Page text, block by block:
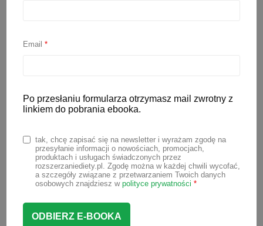
5.00
na 5
149,70zł Pierwotna
wynosiła:
149,70 zł.
99,90złAktualna
wynosi:
99,90 zł.
DODAJ DO KOSZYKA
Email*
Po przesłaniu formularza otrzymasz mail zwrotny z
linkiem do pobrania ebooka.
tak, chcę zapisać się na newsletter i wyrażam zgodę na
przesyłanie informacji o nowościach, promocjach,
produktach i usługach świadczonych przez
rozszerzaniediety.pl. Zgodę można w każdej chwili wycofać,
a szczegóły związane z przetwarzaniem Twoich danych
osobowych znajdziesz w polityce prywatności *